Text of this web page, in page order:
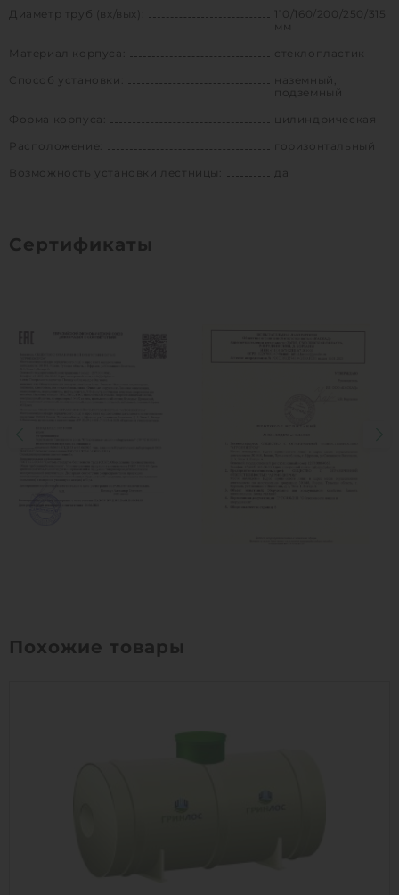
Диаметр труб (вх/вых):
110/160/200/250/315
мм
Материал корпуса:
стеклопластик
Способ установки:
наземный,
подземный
Форма корпуса:
цилиндрическая
Расположение:
горизонтальный
Возможность установки лестницы:
да
Сертификаты
Похожие товары